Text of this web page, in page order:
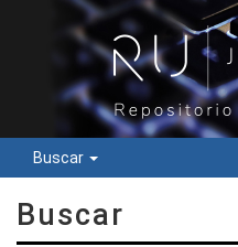
Buscar
Buscar